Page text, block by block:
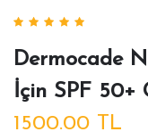
Dermocade
İçin SPF 50+
1500.00 TL